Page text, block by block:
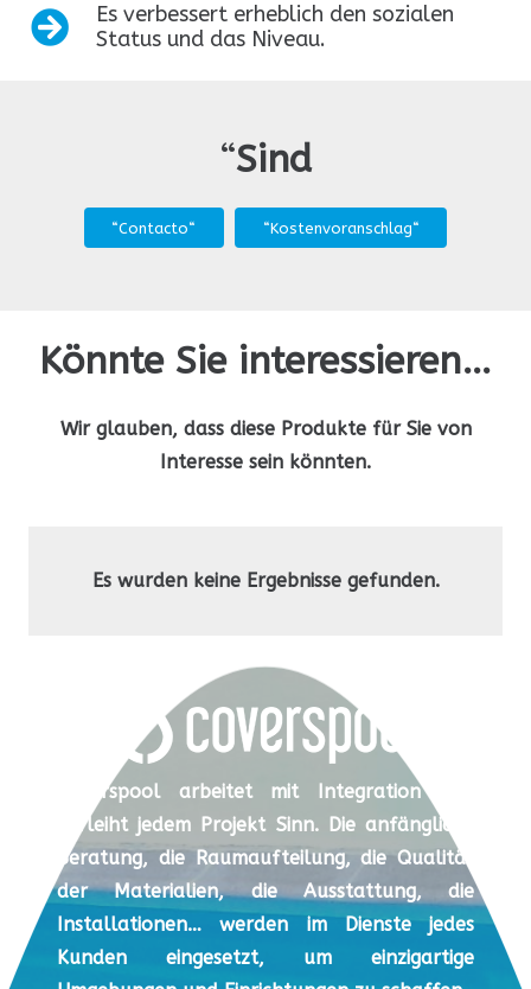
Es verbessert erheblich den sozialen
Status und das Niveau.
“Sind
“Contacto“ “Kostenvoranschlag“
Könnte Sie interessieren…
Wir glauben, dass diese Produkte für Sie von
Interesse sein könnten.
Es wurden keine Ergebnisse gefunden.
Coverspool arbeitet mit Integration und
verleiht jedem Projekt Sinn. Die anfängliche
Beratung, die Raumaufteilung, die Qualität
der Materialien, die Ausstattung, die
Installationen… werden im Dienste jedes
Kunden eingesetzt, um einzigartige